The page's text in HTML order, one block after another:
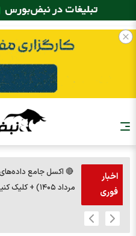
اخبار
فوری
مرداد ۱۴۰۵) + کلیک کنید